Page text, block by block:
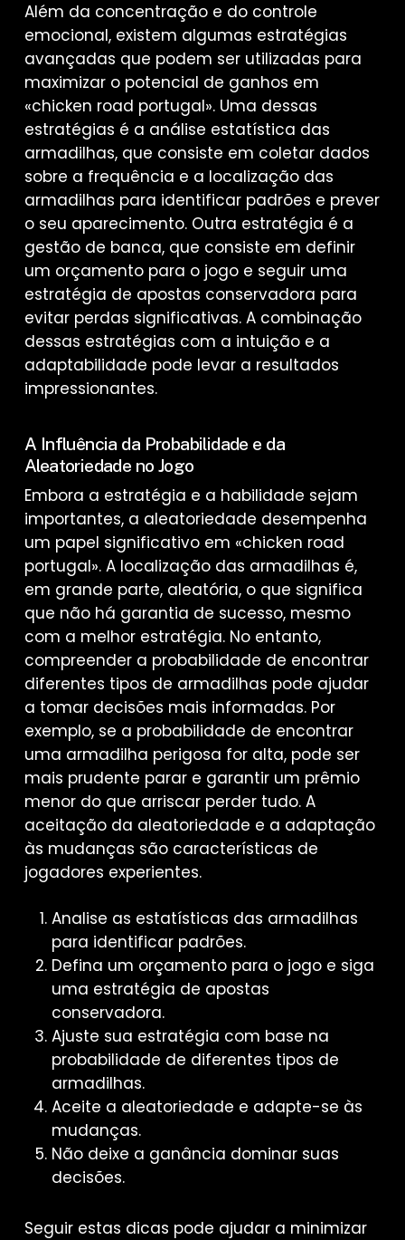
Além da concentração e do controle
emocional, existem algumas estratégias
avançadas que podem ser utilizadas para
maximizar o potencial de ganhos em
«chicken road portugal». Uma dessas
estratégias é a análise estatística das
armadilhas, que consiste em coletar dados
sobre a frequência e a localização das
armadilhas para identificar padrões e prever
o seu aparecimento. Outra estratégia é a
gestão de banca, que consiste em definir
um orçamento para o jogo e seguir uma
estratégia de apostas conservadora para
evitar perdas significativas. A combinação
dessas estratégias com a intuição e a
adaptabilidade pode levar a resultados
impressionantes.
A Influência da Probabilidade e da
Aleatoriedade no Jogo
Embora a estratégia e a habilidade sejam
importantes, a aleatoriedade desempenha
um papel significativo em «chicken road
portugal». A localização das armadilhas é,
em grande parte, aleatória, o que significa
que não há garantia de sucesso, mesmo
com a melhor estratégia. No entanto,
compreender a probabilidade de encontrar
diferentes tipos de armadilhas pode ajudar
a tomar decisões mais informadas. Por
exemplo, se a probabilidade de encontrar
uma armadilha perigosa for alta, pode ser
mais prudente parar e garantir um prêmio
menor do que arriscar perder tudo. A
aceitação da aleatoriedade e a adaptação
às mudanças são características de
jogadores experientes.
Analise as estatísticas das armadilhas
para identificar padrões.
Defina um orçamento para o jogo e siga
uma estratégia de apostas
conservadora.
Ajuste sua estratégia com base na
probabilidade de diferentes tipos de
armadilhas.
Aceite a aleatoriedade e adapte-se às
mudanças.
Não deixe a ganância dominar suas
decisões.
Seguir estas dicas pode ajudar a minimizar